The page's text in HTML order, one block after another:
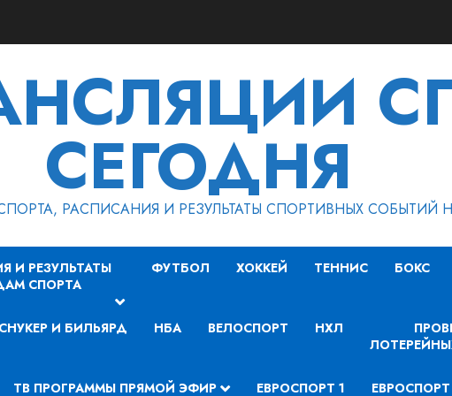
СЕГОДНЯ
РАСПИСАНИЯ И РЕЗУЛЬТАТЫ СПОРТИВНЫХ СОБЫТИЙ
И РЕЗУЛЬТАТЫ
СПОРТА
ФУТБОЛ ХОККЕЙ ТЕННИС БОКС
СНУКЕР И БИЛЬЯРД НБА ВЕЛОСПОРТ НХЛ
ТВ ПРОГРАММЫ ПРЯМОЙ ЭФИР ЕВРОСПОРТ 1 ЕВРОСПОРТ